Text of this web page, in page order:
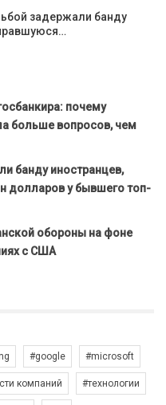
задержали банду
почему
больше вопросов, чем
банду иностранцев,
долларов у бывшего топ-
обороны на фоне
с США
#google #microsoft
компаний #технологии